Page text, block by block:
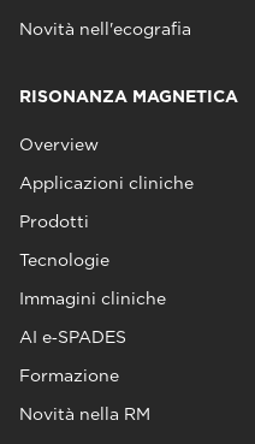
Novità nell'ecografia
RISONANZA MAGNETICA
Overview
Applicazioni cliniche
Prodotti
Tecnologie
Immagini cliniche
AI e‑SPADES
Formazione
Novità nella RM